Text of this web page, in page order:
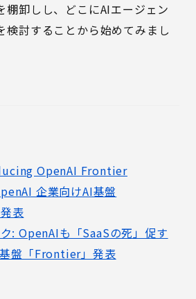
棚卸しし、どこにAIエージェン
検討することから始めてみまし
OpenAI Frontier
企業向けAI基盤
表
: OpenAIも「SaaSの死」促す
盤「Frontier」発表